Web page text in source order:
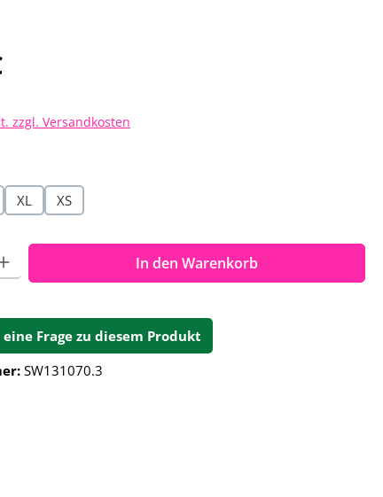
zzgl. Versandkosten
XL XS
Gib den gewünschten Wert ein oder benutze die
In den Warenkorb
Frage zu diesem Produkt
SW131070.3